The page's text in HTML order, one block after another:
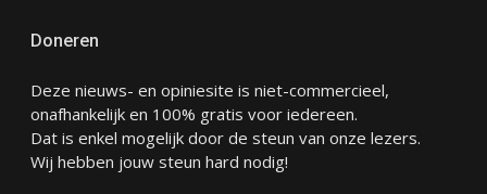
Doneren
Deze nieuws- en opiniesite is niet-commercieel,
onafhankelijk en 100% gratis voor iedereen.
Dat is enkel mogelijk door de steun van onze lezers.
Wij hebben jouw steun hard nodig!